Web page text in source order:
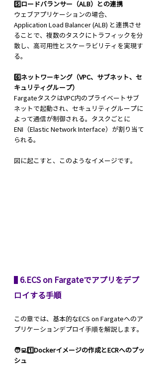
5️⃣ロードバランサー（ALB）との連携
ウェブアプリケーションの場合、
Application Load Balancer (ALB) と連携させ
ることで、複数のタスクにトラフィックを分
散し、高可用性とスケーラビリティを実現す
る。
6️⃣ネットワーキング（VPC、サブネット、セ
キュリティグループ）
FargateタスクはVPC内のプライベートサブ
ネットで起動され、セキュリティグループに
よって通信が制御される。タスクごとに
ENI（Elastic Network Interface）が割り当て
られる。
図に起こすと、このようなイメージです。
6.ECS on Fargateでアプリをデプ
ロイする手順
この章では、基本的なECS on Fargateへのア
プリケーションデプロイ手順を解説します。
🧑‍💻1️⃣Dockerイメージの作成とECRへのプッ
シュ